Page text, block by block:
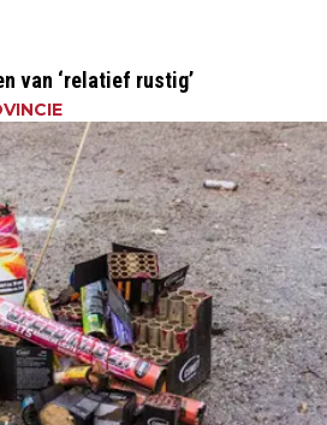
van ‘relatief rustig’